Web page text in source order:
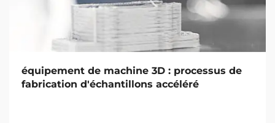
équipement de machine 3D : processus de
fabrication d'échantillons accéléré